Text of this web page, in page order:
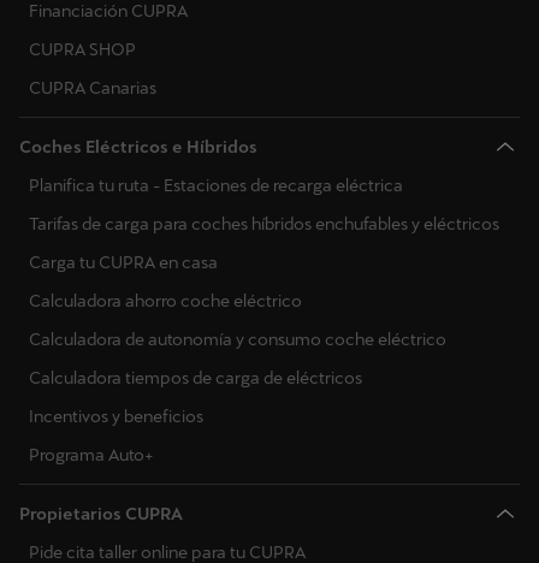
Financiación CUPRA
CUPRA SHOP
CUPRA Canarias
Coches Eléctricos e Híbridos
Planifica tu ruta - Estaciones de recarga eléctrica
Tarifas de carga para coches híbridos enchufables y eléctricos
Carga tu CUPRA en casa
Calculadora ahorro coche eléctrico
Calculadora de autonomía y consumo coche eléctrico
Calculadora tiempos de carga de eléctricos
Incentivos y beneficios
Programa Auto+
Propietarios CUPRA
Pide cita taller online para tu CUPRA